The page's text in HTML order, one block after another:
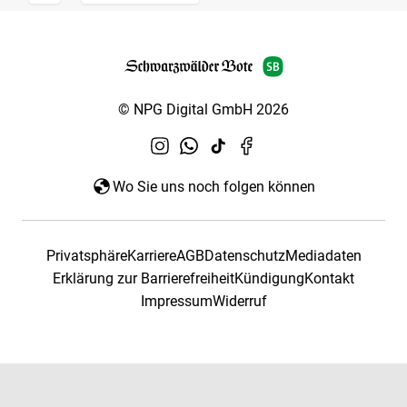
© NPG Digital GmbH 2026
Wo Sie uns noch folgen können
PrivatsphäreKarriereAGBDatenschutzMediadaten
Erklärung zur BarrierefreiheitKündigungKontakt
ImpressumWiderruf